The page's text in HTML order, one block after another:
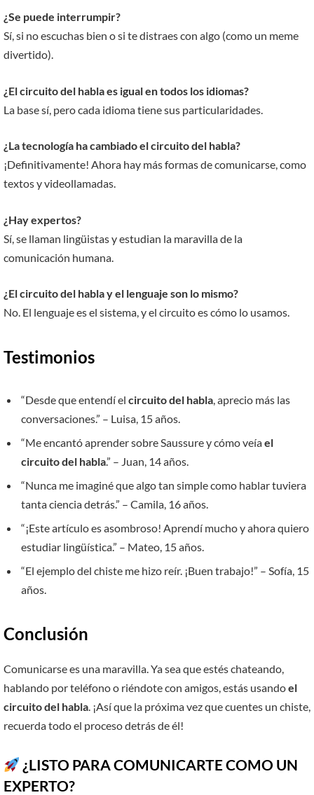
¿Se puede interrumpir?
Sí, si no escuchas bien o si te distraes con algo (como un meme
divertido).
¿El circuito del habla es igual en todos los idiomas?
La base sí, pero cada idioma tiene sus particularidades.
¿La tecnología ha cambiado el circuito del habla?
¡Definitivamente! Ahora hay más formas de comunicarse, como
textos y videollamadas.
¿Hay expertos?
Sí, se llaman lingüistas y estudian la maravilla de la
comunicación humana.
¿El circuito del habla y el lenguaje son lo mismo?
No. El lenguaje es el sistema, y el circuito es cómo lo usamos.
Testimonios
“Desde que entendí el circuito del habla , aprecio más las
conversaciones.” – Luisa, 15 años.
“Me encantó aprender sobre Saussure y cómo veíael
circuito del habla.” – Juan, 14 años.
“Nunca me imaginé que algo tan simple como hablar tuviera
tanta ciencia detrás.” – Camila, 16 años.
“¡Este artículo es asombroso! Aprendí mucho y ahora quiero
estudiar lingüística.” – Mateo, 15 años.
“El ejemplo del chiste me hizo reír. ¡Buen trabajo!” – Sofía, 15
años.
Conclusión
Comunicarse es una maravilla. Ya sea que estés chateando,
hablando por teléfono o riéndote con amigos, estás usandoel
circuito del habla. ¡Así que la próxima vez que cuentes un chiste,
recuerda todo el proceso detrás de él!
¿LISTO PARA COMUNICARTE COMO UN
EXPERTO?